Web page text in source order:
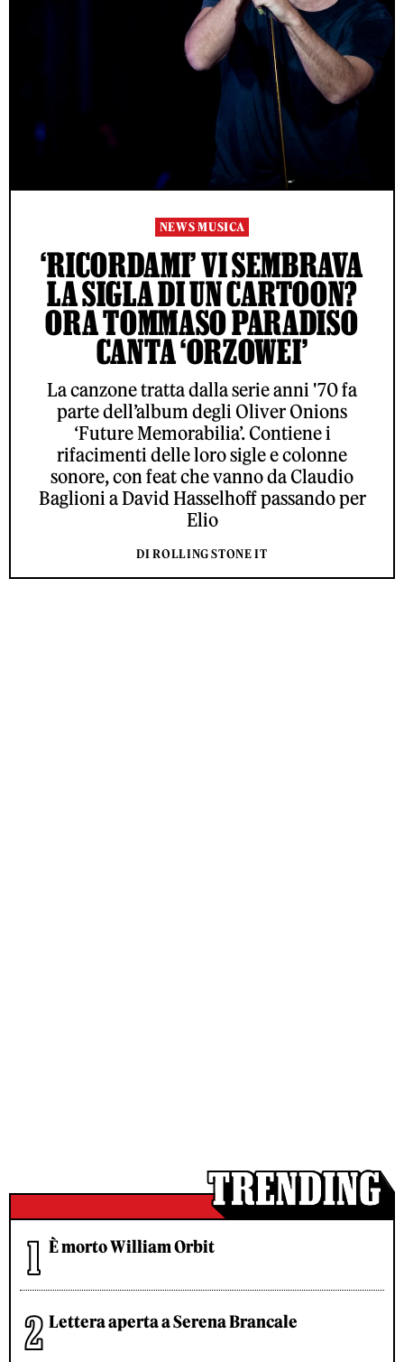
NEWS MUSICA
‘RICORDAMI’ VI SEMBRAVA
LA SIGLA DI UN CARTOON?
ORA TOMMASO PARADISO
CANTA ‘ORZOWEI’
La canzone tratta dalla serie anni '70 fa
parte dell’album degli Oliver Onions
‘Future Memorabilia’. Contiene i
rifacimenti delle loro sigle e colonne
sonore, con feat che vanno da Claudio
Baglioni a David Hasselhoff passando per
Elio
DI ROLLING STONE IT
È morto William Orbit
Lettera aperta a Serena Brancale